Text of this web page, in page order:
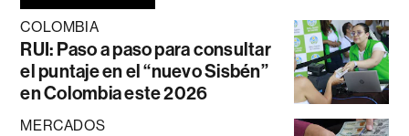
COLOMBIA
RUI: Paso a paso para consultar
el puntaje en el “nuevo Sisbén”
en Colombia este 2026
MERCADOS